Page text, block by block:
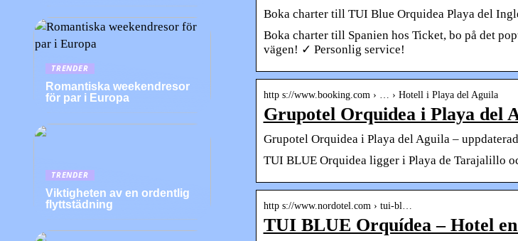
Boka charter till TUI Blue Orquidea Playa del
Boka charter till Spanien hos Ticket, bo på det
vägen! ✓ Personlig service!
http s://www.booking.com › … › Hotell i Playa del Aguila
Grupotel Orquidea i Playa del
Grupotel Orquidea i Playa del Aguila –
TUI BLUE Orquidea ligger i Playa de Tarajalillo
http s://www.nordotel.com › tui-bl…
TUI BLUE Orquídea – Hotel
TRENDER
Romantiska weekendresor
för par i Europa
TRENDER
Viktigheten av en ordentlig
flyttstädning